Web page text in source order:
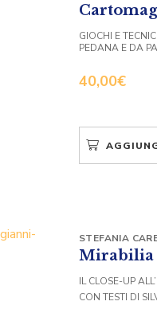
40,00€
GIOCHI E
PEDANA E DA
Mirabilia
STEFANIA
IL CLOSE-UP
CON TESTI DI